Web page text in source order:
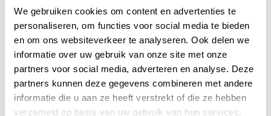
We gebruiken cookies om content en advertenties te
personaliseren, om functies voor social media te bieden
en om ons websiteverkeer te analyseren. Ook delen we
informatie over uw gebruik van onze site met onze
partners voor social media, adverteren en analyse. Deze
partners kunnen deze gegevens combineren met andere
informatie die u aan ze heeft verstrekt of die ze hebben
verzameld op basis van uw gebruik van hun services.
Alle manieren om van koffie te
genieten staan tot je beschikking.
Inclusief koud persen.
Met deGIGA W10kun je tot 35 soorten koffiespecialiteiten
bereiden. Zwart of met melk, een groot menu is gemakkelijk
toegankelijk dankzij het royale kleuren touchscreen. Zodra
je een specialiteit hebt geselecteerd, kun je deze serveren